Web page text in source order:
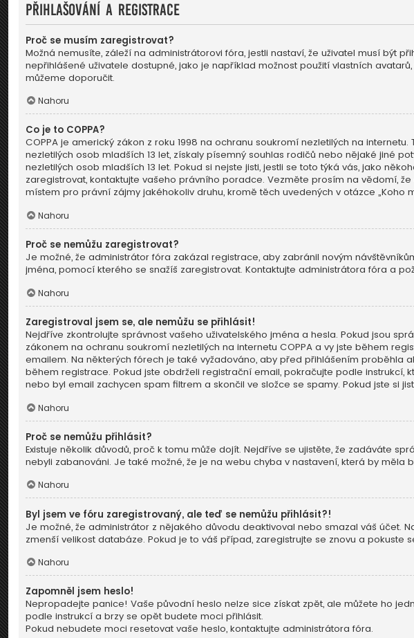
Přihlašování a registrace
Proč se musím zaregistrovat?
Možná nemusíte, záleží na administrátorovi fóra, jestli nastaví, že uživatel musí být
nepřihlášené uživatele dostupné, jako je například možnost použití vlastních
můžeme doporučit.
Nahoru
Co je to COPPA?
COPPA je americký zákon z roku 1998 na ochranu soukromí nezletilých na
nezletilých osob mladších 13 let, získaly písemný souhlas rodičů nebo nějaké jiné
nezletilých osob mladších 13 let. Pokud si nejste jisti, jestli se toto týká vás, jako
zaregistrovat, kontaktujte vašeho právního poradce. Vezměte prosím na vědomí,
místem pro právní zájmy jakéhokoliv druhu, kromě těch uvedených v otázce
Nahoru
Proč se nemůžu zaregistrovat?
Je možné, že administrátor fóra zakázal registrace, aby zabránil novým
jména, pomocí kterého se snažíš zaregistrovat. Kontaktujte administrátora fóra a
Nahoru
Zaregistroval jsem se, ale nemůžu se přihlásit!
Nejdříve zkontrolujte správnost vašeho uživatelského jména a hesla. Pokud jsou
zákonem na ochranu soukromí nezletilých na internetu COPPA a vy jste během
emailem. Na některých fórech je také vyžadováno, aby před přihlášením
během registrace. Pokud jste obdrželi registrační email, pokračujte podle
nebo byl email zachycen spam filtrem a skončil ve složce se spamy. Pokud jste si
Nahoru
Proč se nemůžu přihlásit?
Existuje několik důvodů, proč k tomu může dojít. Nejdříve se ujistěte, že zadáváte
nebyli zabanováni. Je také možné, že je na webu chyba v nastavení, která by měla
Nahoru
Byl jsem ve fóru zaregistrovaný, ale teď se nemůžu přihlásit?!
Je možné, že administrátor z nějakého důvodu deaktivoval nebo smazal váš účet.
zmenší velikost databáze. Pokud je to váš případ, zaregistrujte se znovu a pokuste
Nahoru
Zapomněl jsem heslo!
Nepropadejte panice! Vaše původní heslo nelze sice získat zpět, ale můžete ho
podle instrukcí a brzy se opět budete moci přihlásit.
Pokud nebudete moci resetovat vaše heslo, kontaktujte administrátora fóra.